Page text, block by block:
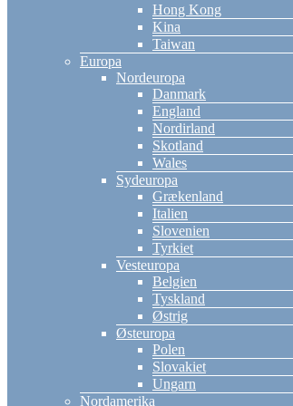
Hong Kong
Kina
Taiwan
Europa
Nordeuropa
Danmark
England
Nordirland
Skotland
Wales
Sydeuropa
Grækenland
Italien
Slovenien
Tyrkiet
Vesteuropa
Belgien
Tyskland
Østrig
Østeuropa
Polen
Slovakiet
Ungarn
Nordamerika